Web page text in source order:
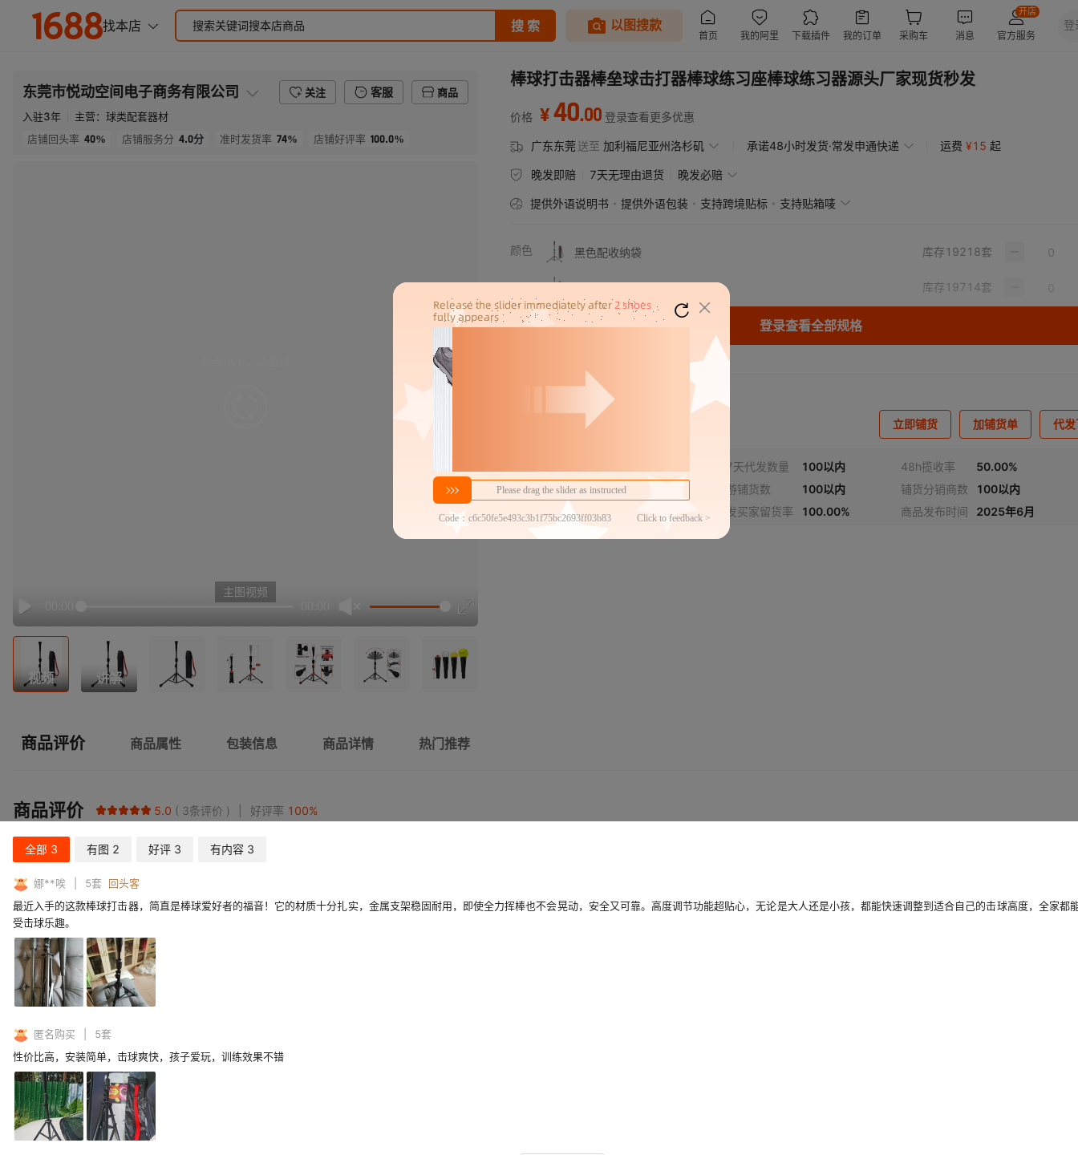
东莞市悦动空间电子商务有限公司 关注 客服
商品
入驻3年 主营： 球类配套器材
店铺回头率 40% 店铺服务分 4.0分 准时发货率 74% 店铺好评率 100.0%
Play
主图视频
视频 讲解
棒球打击器棒垒球击打器棒球练习座棒球练习器源头厂家现货秒发
价格 ¥40.00 登录查看更多优惠
广东东莞 送至 加利福尼亚州洛杉矶 承诺48小时发货·常发申通快递 运费 ¥15 起
晚发即赔 7天无理由退货 晚发必赔
提供外语说明书 提供外语包装 支持跨境贴标 支持贴箱唛
颜色 黑色配收纳袋 库存19218套
库存19714套
登录查看全部规格
立即铺货 加铺货单 代
近7天代发数量 100以内 48h揽收率
50.00%
24h揽收率
50.00% 下游铺货数 100以内 铺货分销商数
100以内
代发品质达标率
100.00% 代发买家留货率 100.00% 商品发布时间 2025年6月
商品评价 商品属性 包装信息 商品详情 热门推荐
商品评价 5.0 3条评价 好评率 100%
全部 3 有图 2 好评 3 有内容 3
娜**唉 5套
回头客
最近入手的这款棒球打击器，简直是棒球爱好者的福音！它的材质十分扎实，金属支架稳固耐用，即使全力挥棒也不会晃动，安全又可靠。高度调节功能超贴心，无论是大人还是小孩，都能快速调整到适合自己的击球高度，全家都
受击球乐趣。
匿名购买 5套
性价比高，安装简单，击球爽快，孩子爱玩，训练效果不错